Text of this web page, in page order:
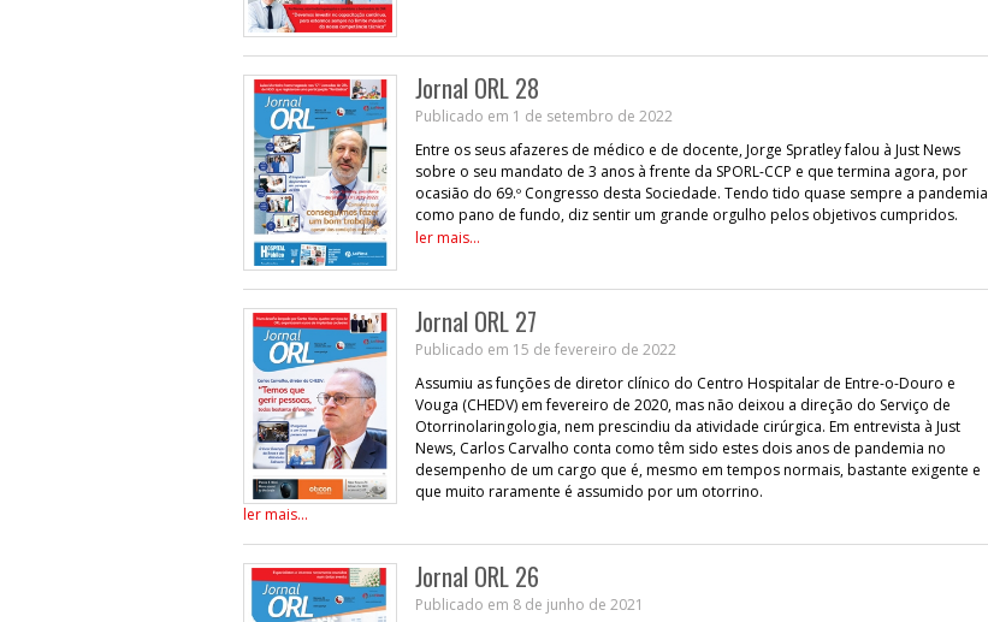
Jornal ORL 28
Publicado em 1 de setembro de 2022
Entre os seus afazeres de médico e de docente, Jorge Spratley falou à Just News
sobre o seu mandato de 3 anos à frente da SPORL-CCP e que termina agora, por
ocasião do 69.º Congresso desta Sociedade. Tendo tido quase sempre a pandemia
como pano de fundo, diz sentir um grande orgulho pelos objetivos cumpridos.
ler mais...
Jornal ORL 27
Publicado em 15 de fevereiro de 2022
Assumiu as funções de diretor clínico do Centro Hospitalar de Entre-o-Douro e
Vouga (CHEDV) em fevereiro de 2020, mas não deixou a direção do Serviço de
Otorrinolaringologia, nem prescindiu da atividade cirúrgica. Em entrevista à Just
News, Carlos Carvalho conta como têm sido estes dois anos de pandemia no
desempenho de um cargo que é, mesmo em tempos normais, bastante exigente e
que muito raramente é assumido por um otorrino.
ler mais...
Jornal ORL 26
Publicado em 8 de junho de 2021